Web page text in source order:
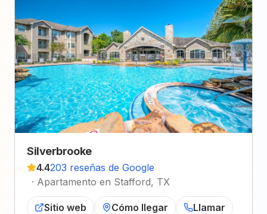
Silverbrooke
4.4203 reseñas de Google
· Apartamento en Stafford, TX
Sitio web Cómo llegar Llamar